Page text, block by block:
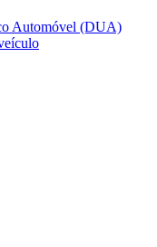
Automóvel (DUA)